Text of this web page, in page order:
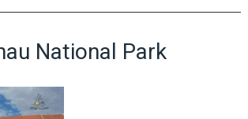
National Park